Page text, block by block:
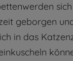
geborgen
in das